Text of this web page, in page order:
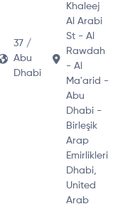
37 /
Abu
Dhabi
Khaleej
Al Arabi
St - Al
Rawdah
- Al
Ma'arid -
Abu
Dhabi -
Birleşik
Arap
Emirlikleri
Dhabi,
United
Arab